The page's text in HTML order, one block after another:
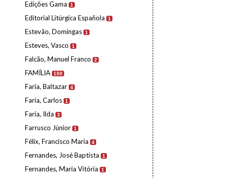
Edições Gama 1
Editorial Litúrgica Española 1
Estevão, Domingas 1
Esteves, Vasco 1
Falcão, Manuel Franco 2
FAMÍLIA 150
Faria, Baltazar 4
Faria, Carlos 1
Faria, Ilda 3
Farrusco Júnior 1
Félix, Francisco Maria 4
Fernandes, José Baptista 1
Fernandes, Maria Vitória 1